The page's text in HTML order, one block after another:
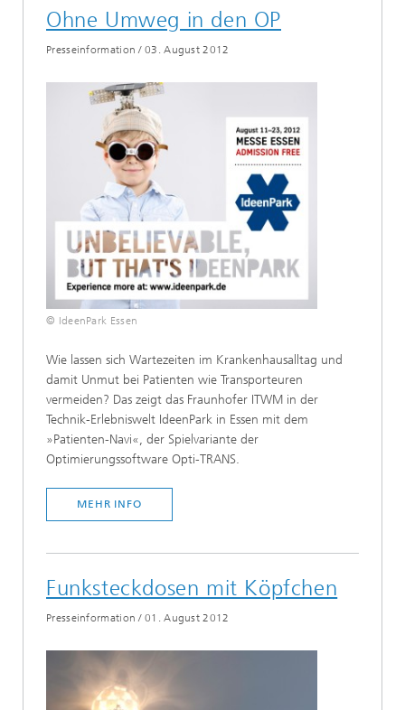
Ohne Umweg in den OP
Presseinformation /03. August 2012
© IdeenPark Essen
Wie lassen sich Wartezeiten im Krankenhausalltag und
damit Unmut bei Patienten wie Transporteuren
vermeiden? Das zeigt das Fraunhofer ITWM in der
Technik-Erlebniswelt IdeenPark in Essen mit dem
»Patienten-Navi«, der Spielvariante der
Optimierungssoftware Opti-TRANS.
MEHR INFO
Funksteckdosen mit Köpfchen
Presseinformation /01. August 2012